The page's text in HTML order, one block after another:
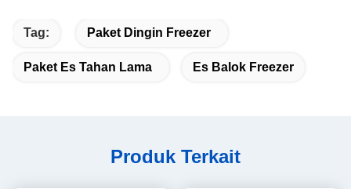
Tag: Paket Dingin Freezer
Paket Es Tahan Lama Es Balok Freezer
Produk Terkait